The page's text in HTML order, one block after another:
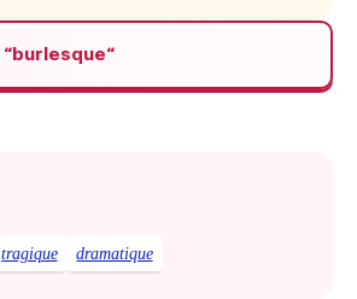
“burlesque“
tragique dramatique